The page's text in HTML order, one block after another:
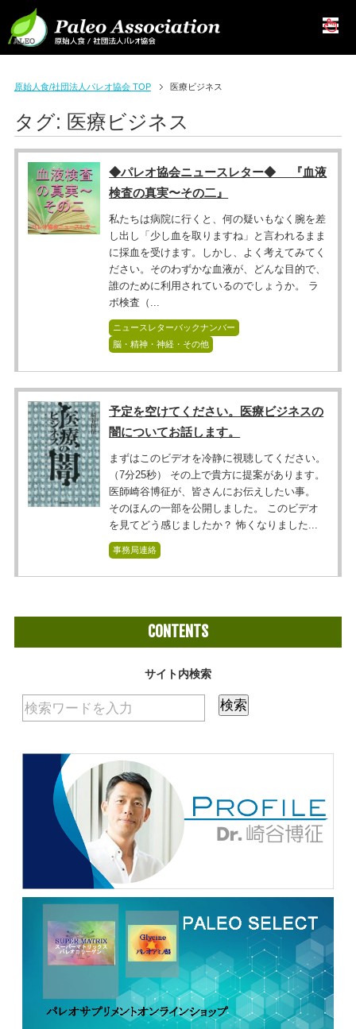
原始人食/社団法人パレオ協会 TOP 医療ビジネス
タグ: 医療ビジネス
◆パレオ協会ニュースレター◆ 『血液
検査の真実〜その二』
私たちは病院に行くと、何の疑いもなく腕を差
し出し「少し血を取りますね」と言われるまま
に採血を受けます。しかし、よく考えてみてく
ださい。そのわずかな血液が、どんな目的で、
誰のために利用されているのでしょうか。 ラ
ボ検査（...
ニュースレターバックナンバー
脳・精神・神経・その他
予定を空けてください。医療ビジネスの
闇についてお話します。
まずはこのビデオを冷静に視聴してください。
（7分25秒） その上で貴方に提案があります。
医師崎谷博征が、皆さんにお伝えしたい事。
そのほんの一部を公開しました。 このビデオ
を見てどう感じましたか？ 怖くなりました...
事務局連絡
CONTENTS
サイト内検索